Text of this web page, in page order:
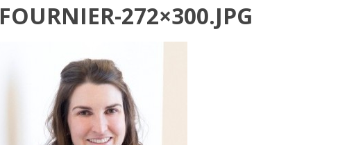
FOURNIER-272×300.JPG